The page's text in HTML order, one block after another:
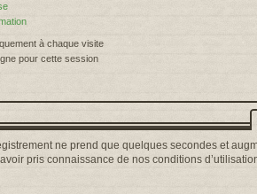
à chaque visite
pour cette session
ne prend que quelques secondes et
pris connaissance de nos conditions